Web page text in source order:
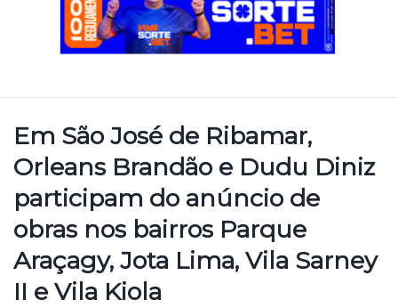
Em São José de Ribamar,
Orleans Brandão e Dudu Diniz
participam do anúncio de
obras nos bairros Parque
Araçagy, Jota Lima, Vila Sarney
II e Vila Kiola